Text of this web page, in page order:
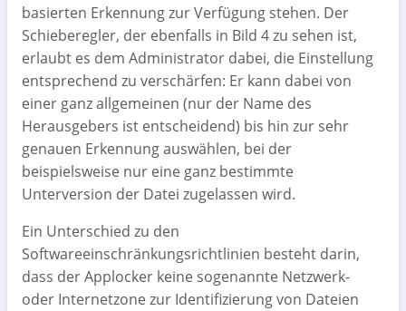
basierten Erkennung zur Verfügung stehen. Der
Schieberegler, der ebenfalls in Bild 4 zu sehen ist,
erlaubt es dem Administrator dabei, die Einstellung
entsprechend zu verschärfen: Er kann dabei von
einer ganz allgemeinen (nur der Name des
Herausgebers ist entscheidend) bis hin zur sehr
genauen Erkennung auswählen, bei der
beispielsweise nur eine ganz bestimmte
Unterversion der Datei zugelassen wird.
Ein Unterschied zu den
Softwareeinschränkungsrichtlinien besteht darin,
dass der Applocker keine sogenannte Netzwerk-
oder Internetzone zur Identifizierung von Dateien